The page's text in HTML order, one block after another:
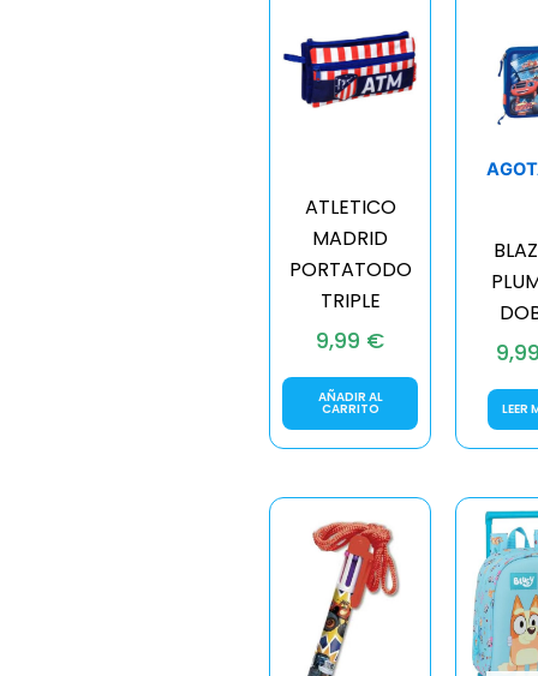
ATLETICO
MADRID
PORTATODO
TRIPLE
9,99 €
AÑADIR AL
CARRITO LEER